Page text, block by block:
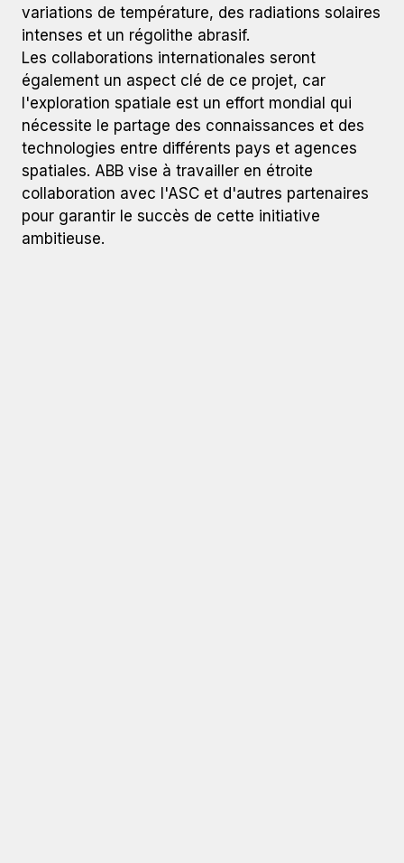
variations de température, des radiations solaires
intenses et un régolithe abrasif.
Les collaborations internationales seront
également un aspect clé de ce projet, car
l'exploration spatiale est un effort mondial qui
nécessite le partage des connaissances et des
technologies entre différents pays et agences
spatiales. ABB vise à travailler en étroite
collaboration avec l'ASC et d'autres partenaires
pour garantir le succès de cette initiative
ambitieuse.